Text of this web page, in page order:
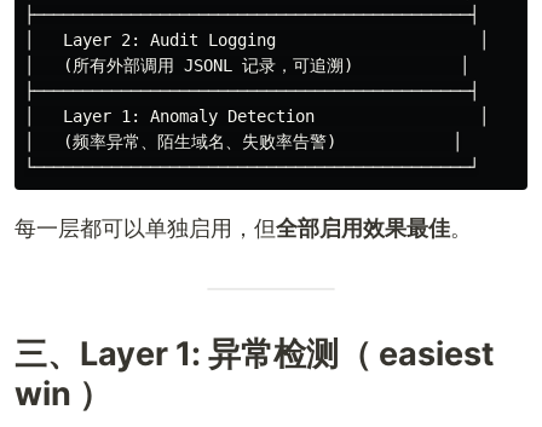
├─────────────────────────────────────────────┤
│   Layer 2: Audit Logging                     │
│   (所有外部调用 JSONL 记录，可追溯)           │
├─────────────────────────────────────────────┤
│   Layer 1: Anomaly Detection                 │
│   (频率异常、陌生域名、失败率告警)            │
每一层都可以单独启用，但全部启用效果最佳。
三、Layer 1: 异常检测（ easiest
win ）